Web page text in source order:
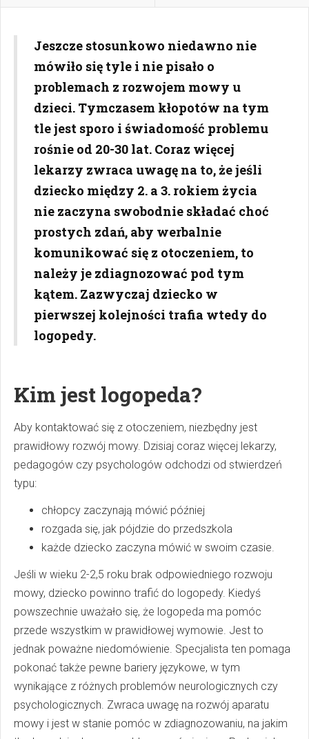
Jeszcze stosunkowo niedawno nie
mówiło się tyle i nie pisało o
problemach z rozwojem mowy u
dzieci. Tymczasem kłopotów na tym
tle jest sporo i świadomość problemu
rośnie od 20-30 lat. Coraz więcej
lekarzy zwraca uwagę na to, że jeśli
dziecko między 2. a 3. rokiem życia
nie zaczyna swobodnie składać choć
prostych zdań, aby werbalnie
komunikować się z otoczeniem, to
należy je zdiagnozować pod tym
kątem. Zazwyczaj dziecko w
pierwszej kolejności trafia wtedy do
logopedy.
Kim jest logopeda?
Aby kontaktować się z otoczeniem, niezbędny jest
prawidłowy rozwój mowy. Dzisiaj coraz więcej lekarzy,
pedagogów czy psychologów odchodzi od stwierdzeń
typu:
chłopcy zaczynają mówić później
rozgada się, jak pójdzie do przedszkola
każde dziecko zaczyna mówić w swoim czasie.
Jeśli w wieku 2-2,5 roku brak odpowiedniego rozwoju
mowy, dziecko powinno trafić do logopedy. Kiedyś
powszechnie uważało się, że logopeda ma pomóc
przede wszystkim w prawidłowej wymowie. Jest to
jednak poważne niedomówienie. Specjalista ten pomaga
pokonać także pewne bariery językowe, w tym
wynikające z różnych problemów neurologicznych czy
psychologicznych. Zwraca uwagę na rozwój aparatu
mowy i jest w stanie pomóc w zdiagnozowaniu, na jakim